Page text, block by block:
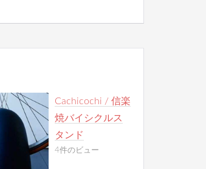
Cachicochi / 信楽
焼バイシクルス
タンド
4件のビュー